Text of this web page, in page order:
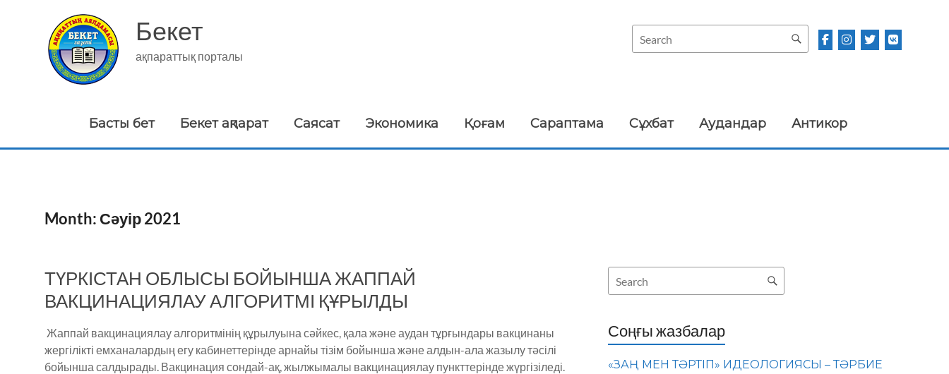
Бекет
ақпараттық порталы
Басты бет Бекет ақпарат Саясат Экономика Қоғам Сараптама Сұхбат Аудандар Антикор
Month: Сәуір 2021
ТҮРКІСТАН ОБЛЫСЫ БОЙЫНША ЖАППАЙ
ВАКЦИНАЦИЯЛАУ АЛГОРИТМІ ҚҰРЫЛДЫ
Жаппай вакцинациялау алгоритмінің құрылуына сәйкес, қала және аудан тұрғындары вакцинаны
жергілікті емханалардың егу кабинеттерінде арнайы тізім бойынша және алдын-ала жазылу тәсілі
бойынша салдырады. Вакцинация сондай-ақ, жылжымалы вакцинациялау пункттерінде жүргізіледі.
Соңғы жазбалар
«ЗАҢ МЕН ТӘРТІП» ИДЕОЛОГИЯСЫ – ТӘРБИЕ